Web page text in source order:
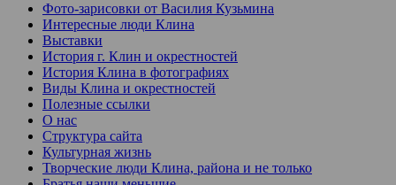
Фото-зарисовки от Василия Кузьмина
Интересные люди Клина
Выставки
История г. Клин и окрестностей
История Клина в фотографиях
Виды Клина и окрестностей
Полезные ссылки
О нас
Структура сайта
Культурная жизнь
Творческие люди Клина, района и не только